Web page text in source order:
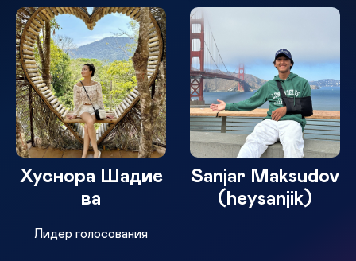
Хуснора Шадие
ва
Лидер голосования
Sanjar Maksudov
(heysanjik)